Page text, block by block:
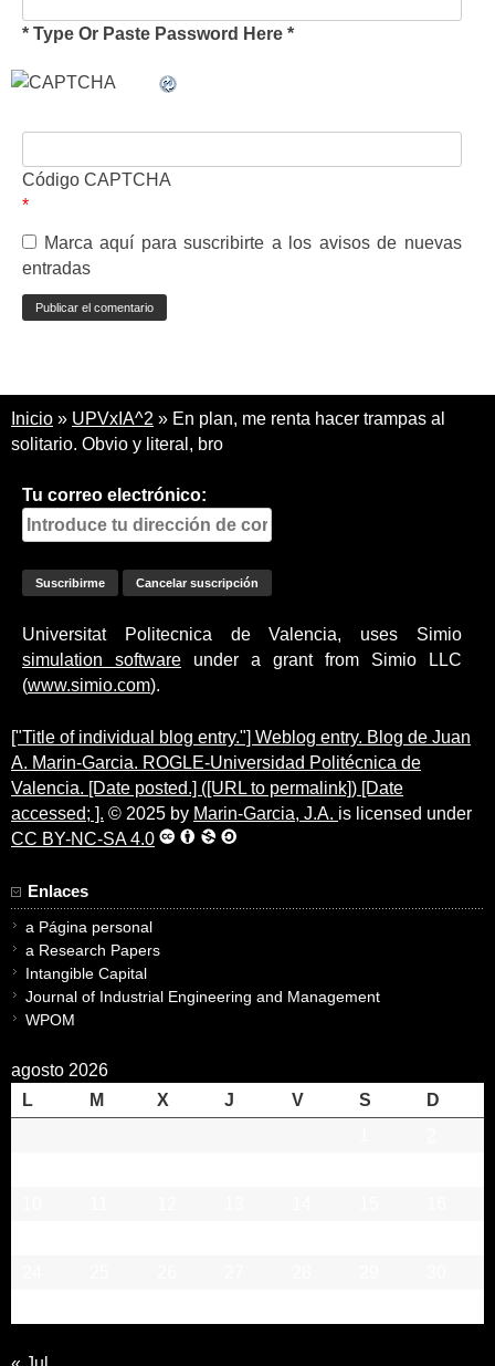
* Type Or Paste Password Here *
Código CAPTCHA
*
Marca aquí para suscribirte a los avisos de nuevas
entradas
Inicio » UPVxIA^2 » En plan, me renta hacer trampas al
solitario. Obvio y literal, bro
Tu correo electrónico:
Universitat Politecnica de Valencia, uses Simio
simulation software under a grant from Simio LLC
(www.simio.com).
["Title of individual blog entry."] Weblog entry. Blog de Juan
A. Marin-Garcia. ROGLE-Universidad Politécnica de
Valencia. [Date posted.] ([URL to permalink]) [Date
accessed; ]. © 2025 by Marin-Garcia, J.A. is licensed under
CC BY-NC-SA 4.0
Enlaces
a Página personal
a Research Papers
Intangible Capital
Journal of Industrial Engineering and Management
WPOM
agosto 2026
L
M X J V S
D